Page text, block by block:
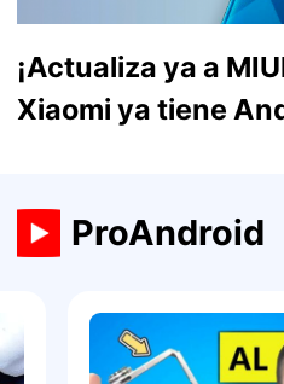
¡Actualiza ya a
Xiaomi ya tiene
ProAndroid